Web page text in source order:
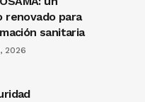
renovado para
sanitaria
2026